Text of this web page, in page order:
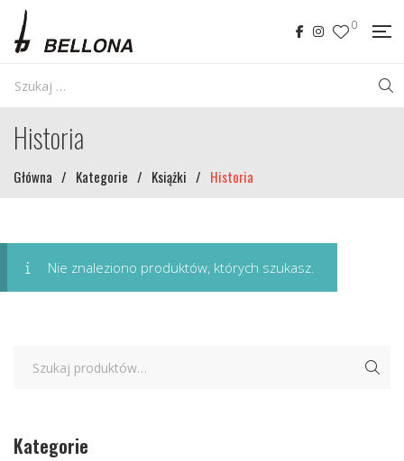
0
Historia
Główna / Kategorie / Książki / Historia
Nie znaleziono produktów, których szukasz.
Kategorie